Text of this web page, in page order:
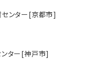
ンター[京都市]
ター[神戸市]